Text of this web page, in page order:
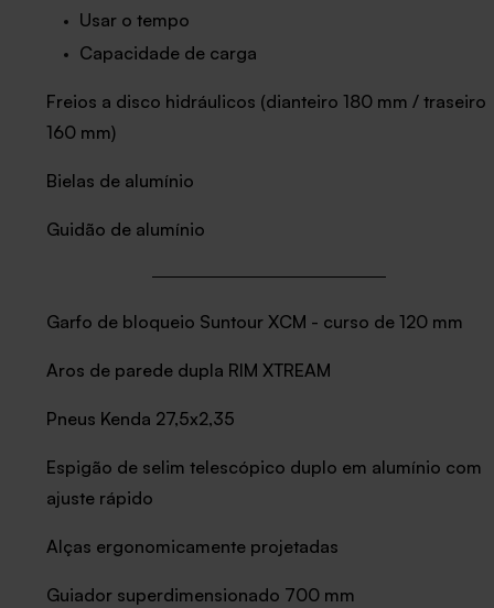
Usar o tempo
Capacidade de carga
Freios a disco hidráulicos (dianteiro 180 mm / traseiro
160 mm)
Bielas de alumínio
Guidão de alumínio
Garfo de bloqueio Suntour XCM - curso de 120 mm
Aros de parede dupla RIM XTREAM
Pneus Kenda 27,5x2,35
Espigão de selim telescópico duplo em alumínio com
ajuste rápido
Alças ergonomicamente projetadas
Guiador superdimensionado 700 mm